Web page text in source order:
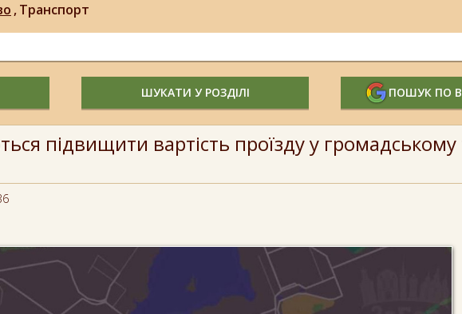
,Транспорт
ШУКАТИ У РОЗДІЛІ ПОШУК ПО
підвищити вартість проїзду у громадському